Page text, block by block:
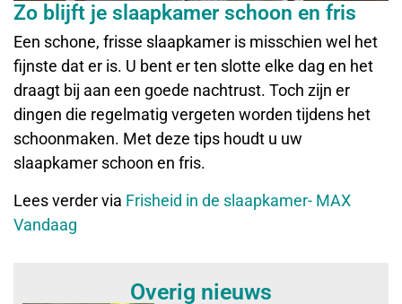
Zo blijft je slaapkamer schoon en fris
Een schone, frisse slaapkamer is misschien wel het
fijnste dat er is. U bent er ten slotte elke dag en het
draagt bij aan een goede nachtrust. Toch zijn er
dingen die regelmatig vergeten worden tijdens het
schoonmaken. Met deze tips houdt u uw
slaapkamer schoon en fris.
Lees verder via Frisheid in de slaapkamer- MAX
Vandaag
Overig nieuws